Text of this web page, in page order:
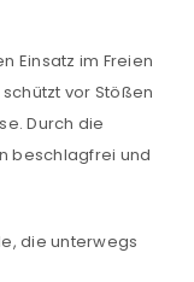
Einsatz im Freien
vor Stößen
Durch die
beschlagfrei und
die unterwegs